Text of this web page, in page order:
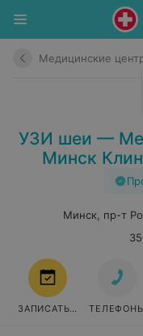
Медицинские
УЗИ шеи —
Минск
Минск, пр-т
ЗАПИСАТЬСЯ